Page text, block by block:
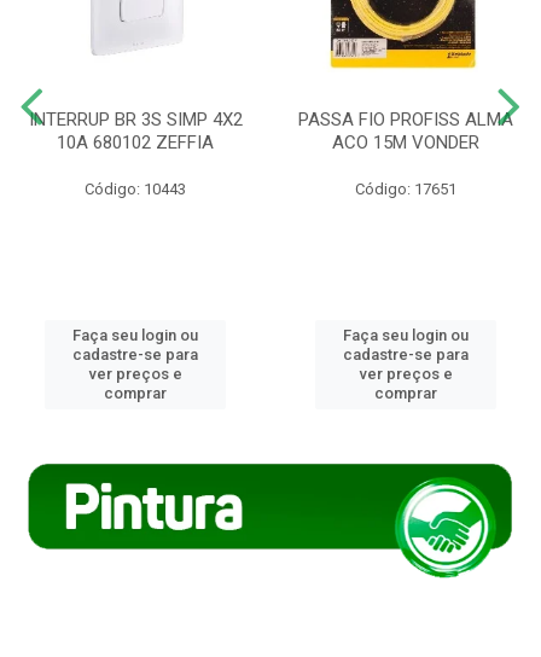
INTERRUP BR 3S SIMP 4X2
10A 680102 ZEFFIA
Código: 10443
Faça seu login ou
cadastre-se para
ver preços e
comprar
PASSA FIO PROFISS ALMA
ACO 15M VONDER
Código: 17651
Faça seu login ou
cadastre-se para
ver preços e
comprar